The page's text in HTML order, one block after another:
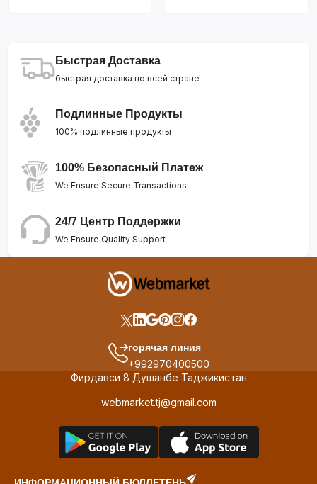
Быстрая Доставка
быстрая доставка по всей стране
Подлинные Продукты
100% подлинные продукты
100% Безопасный Платеж
We Ensure Secure Transactions
24/7 Центр Поддержки
We Ensure Quality Support
горячая линия
+992970400500
Фирдавси 8 Душанбе Таджикистан
webmarket.tj@gmail.com